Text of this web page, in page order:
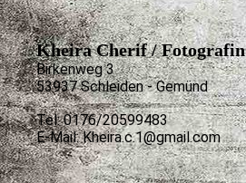
Kheira Cherif / Fotografin
Birkenweg 3
53937 Schleiden - Gemünd
Tel: 0176/20599483
E-Mail: Kheira.c.1@gmail.com